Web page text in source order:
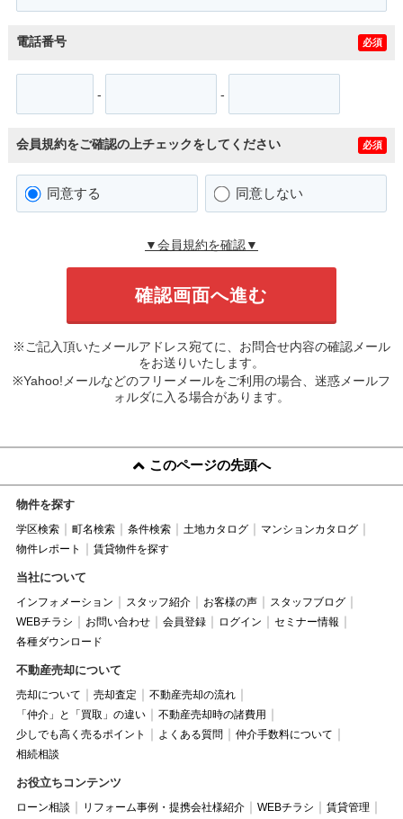
電話番号 必須
- -
会員規約をご確認の上チェックをしてください 必須
同意する 同意しない
▼会員規約を確認▼
※ご記入頂いたメールアドレス宛てに、お問合せ内容の確認メール
をお送りいたします。
※Yahoo!メールなどのフリーメールをご利用の場合、迷惑メールフ
ォルダに入る場合があります。
このページの先頭へ
物件を探す
学区検索 町名検索 条件検索 土地カタログ
マンションカタログ
物件レポート
賃貸物件を探す
当社について
インフォメーション スタッフ紹介 お客様の声
スタッフブログ
WEBチラシ
お問い合わせ 会員登録 ログイン
セミナー情報
各種ダウンロード
不動産売却について
売却について 売却査定
不動産売却の流れ
「仲介」と「買取」の違い
不動産売却時の諸費用
少しでも高く売るポイント
よくある質問
仲介手数料について
相続相談
お役立ちコンテンツ
ローン相談 リフォーム事例・提携会社様紹介 WEBチラシ
賃貸管理